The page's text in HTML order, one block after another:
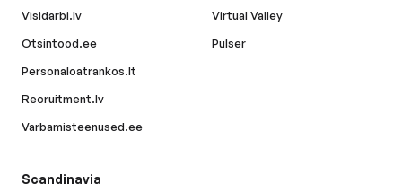
Visidarbi.lv
Otsintood.ee
Personaloatrankos.lt
Recruitment.lv
Varbamisteenused.ee
Virtual Valley
Pulser
Scandinavia